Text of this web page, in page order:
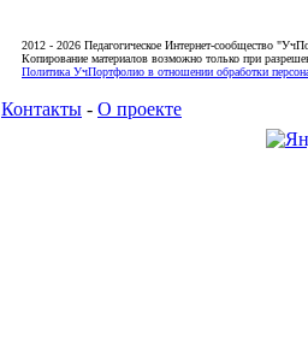
2012 - 2026 Педагогическое Интернет-сообщество
Копирование материалов возможно только при
Политика УчПортфолио в отношении обработки
Контакты - О проекте